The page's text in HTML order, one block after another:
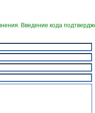
Введение кода